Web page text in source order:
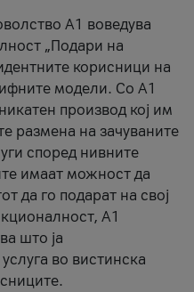
А1 воведува
„Подари на
корисници на
модели. Со A1
производ кој им
размена на зачуваните
според нивните
имаат можност да
да го подарат на свој
А1
што ја
во вистинска